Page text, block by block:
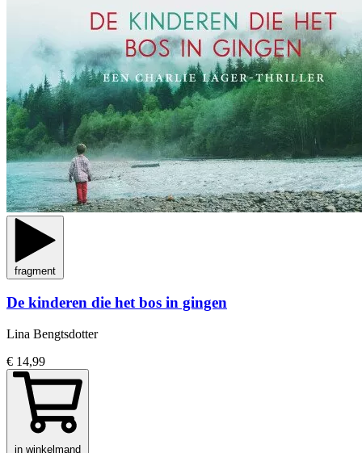
fragment
De kinderen die het bos in gingen
Lina Bengtsdotter
€ 14,99
in winkelmand